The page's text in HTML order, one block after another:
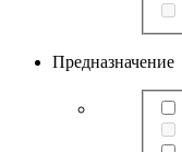
Предназначение